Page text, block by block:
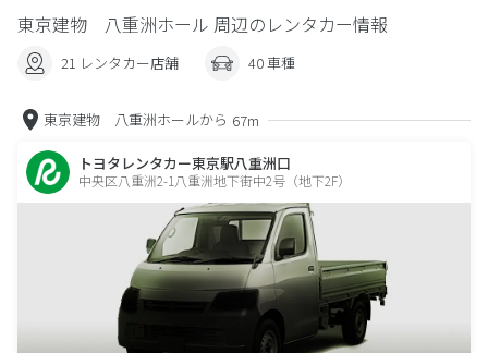
東京建物 八重洲ホール 周辺のレンタカー情報
21 レンタカー店舗 40 車種
東京建物 八重洲ホールから 67m
トヨタレンタカー東京駅八重洲口
中央区八重洲2-1八重洲地下街中2号（地下2F）